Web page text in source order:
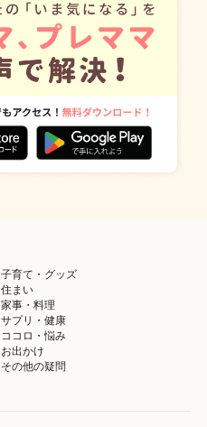
子育て・グッズ
住まい
家事・料理
サプリ・健康
ココロ・悩み
お出かけ
その他の疑問